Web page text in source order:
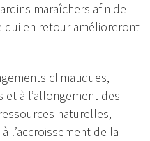
maraîchers afin de
qui en retour amélioreront
climatiques,
et à l’allongement des
naturelles,
l’accroissement de la